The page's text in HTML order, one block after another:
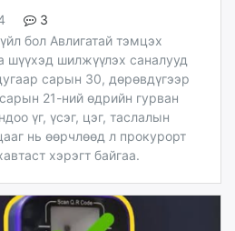
3
бол Авлигатай тэмцэх
шүүхэд шилжүүлэх саналууд
сарын 30, дөрөвдүгээр
21-ний өдрийн гурван
үг, үсэг, цэг, таслалын
нь өөрчлөөд л прокурорт
хэрэгт байгаа.